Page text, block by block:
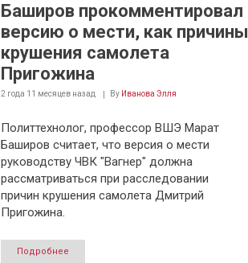
Баширов прокомментировал
версию о мести, как причины
крушения самолета
Пригожина
2 года 11 месяцевназад By Иванова Элля
Политтехнолог, профессор ВШЭ Марат
Баширов считает, что версия о мести
руководству ЧВК "Вагнер" должна
рассматриваться при расследовании
причин крушения самолета Дмитрий
Пригожина.
Подробнее